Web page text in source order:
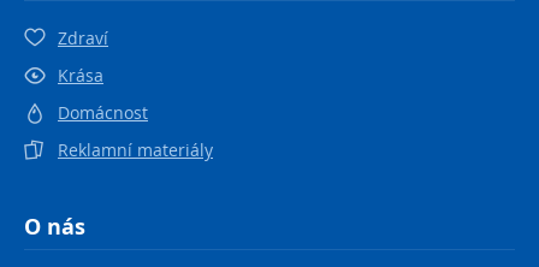
Zdraví
Krása
Domácnost
Reklamní materiály
O nás